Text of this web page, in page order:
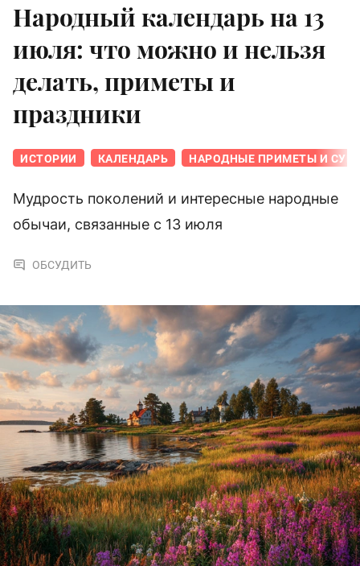
Народный календарь на 13
июля: что можно и нельзя
делать, приметы и
праздники
ИСТОРИИ КАЛЕНДАРЬ НАРОДНЫЕ ПРИМЕТЫ И
Мудрость поколений и интересные народные
обычаи, связанные с 13 июля
ОБСУДИТЬ